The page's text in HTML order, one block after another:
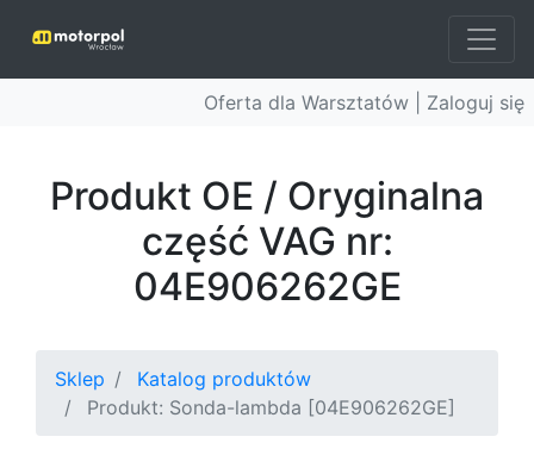
Oferta dla Warsztatów | Zaloguj się
Produkt OE / Oryginalna
część VAG nr:
04E906262GE
Sklep
Katalog produktów
Produkt: Sonda-lambda [04E906262GE]